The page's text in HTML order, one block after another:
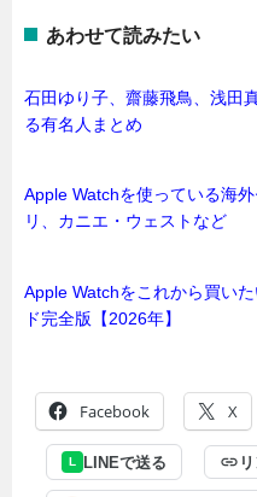
あわせて読みたい
石田ゆり子、齋藤飛鳥、浅
る有名人まとめ
Apple Watchを使っている海
リ、カニエ・ウェストなど
Apple Watchをこれから買い
ド完全版【2026年】
Facebook X
L LINEで送る